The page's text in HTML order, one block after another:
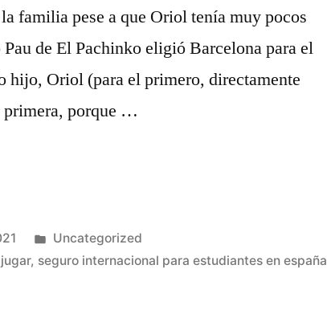
familia pese a que Oriol tenía muy pocos
de El Pachinko eligió Barcelona para el
hijo, Oriol (para el primero, directamente
primera, porque …
Publicado
en
Uncategorized
, seguro internacional para estudiantes en españa